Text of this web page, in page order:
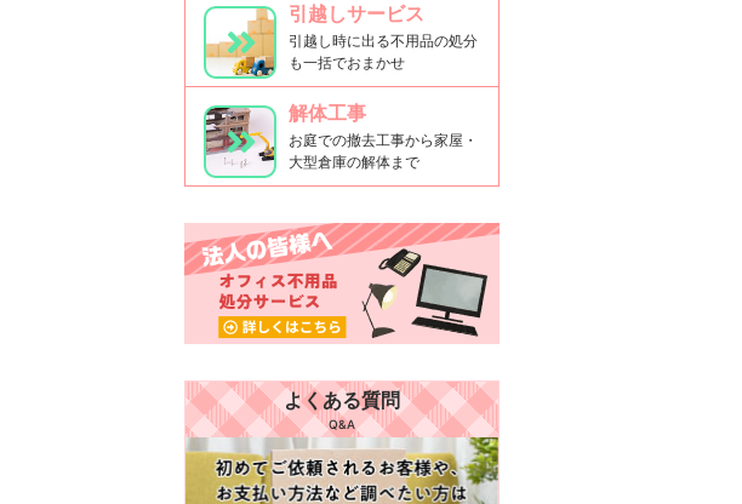
引越しサービス
引越し時に出る不用品の処分
も一括でおまかせ
解体工事
お庭での撤去工事から家屋・
大型倉庫の解体まで
よくある質問
Q&A